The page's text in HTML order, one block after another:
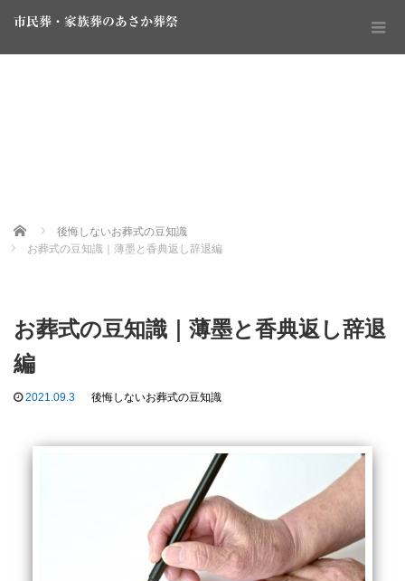
市民葬・家族葬のあさか葬祭
Home
後悔しないお葬式の豆知識
お葬式の豆知識｜薄墨と香典返し辞退編
お葬式の豆知識｜薄墨と香典返し辞退
編
2021.09.3 後悔しないお葬式の豆知識